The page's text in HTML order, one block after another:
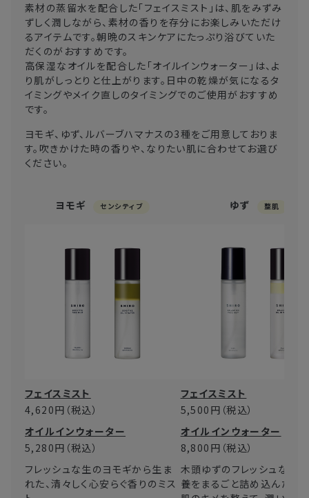
素材の蒸留水を配合した「フェイスミスト」は、肌をみずみ
ずしく潤しながら、素材の香りを存分にお楽しみいただけ
るアイテムです。朝晩のスキンケアにたっぷり浴びていた
だくのがおすすめです。
高保湿なオイルを配合した「オイルインウォーター」は、よ
り肌がしっとりと仕上がります。日中の乾燥が気になるタ
イミングやメイク直しのタイミングでのご使用がおすすめ
です。
ヨモギ、ゆず、ルバーブハマナスの3種をご用意しておりま
す。吹きかけた時の香りや、なりたい肌に合わせてお選び
ください。
ヨモギ センシティブ
フェイスミスト
4,620円 （税込）
オイルインウォーター
5,280円 （税込）
フレッシュな生のヨモギから生ま
れた、清々しく心安らぐ香りのミス
ゆず 整肌
フェイスミスト
5,500円 （税込）
オイルインウォーター
8,800円 （税込）
木頭ゆずのフレッシュな香
養をまるごと詰め込んだミス